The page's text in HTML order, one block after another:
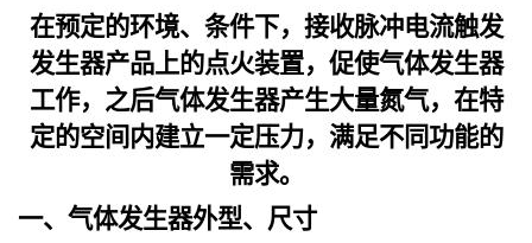
在预定的环境、条件下， 接收脉冲电流触发
发生器产品上的点火装置， 促使气体发生器
工作， 之后气体发生器产生大量氮气， 在特
定的空间内建立一定压力， 满足不同功能的
需求。
一、 气体发生器外型、尺寸